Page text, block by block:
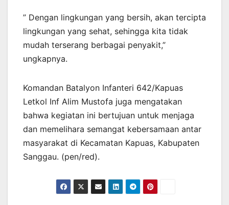
” Dengan lingkungan yang bersih, akan tercipta
lingkungan yang sehat, sehingga kita tidak
mudah terserang berbagai penyakit,”
ungkapnya.
Komandan Batalyon Infanteri 642/Kapuas
Letkol Inf Alim Mustofa juga mengatakan
bahwa kegiatan ini bertujuan untuk menjaga
dan memelihara semangat kebersamaan antar
masyarakat di Kecamatan Kapuas, Kabupaten
Sanggau. (pen/red).